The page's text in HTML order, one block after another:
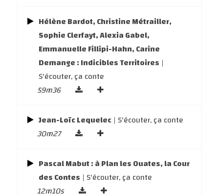
Hélène Bardot, Christine Métrailler,
Sophie Clerfayt, Alexia Gabel,
Emmanuelle Fillipi-Hahn, Carine
Demange : Indicibles Territoires |
S'écouter, ça conte
59m36
Jean-Loïc Lequelec | S'écouter, ça conte
30m27
Pascal Mabut : à Plan les Ouates, la Cour
des Contes | S'écouter, ça conte
12m10s